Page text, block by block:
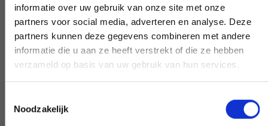
informatie over uw gebruik van onze site met onze
partners voor social media, adverteren en analyse. Deze
partners kunnen deze gegevens combineren met andere
informatie die u aan ze heeft verstrekt of die ze hebben
verzameld op basis van uw gebruik van hun services.
Noodzakelijk
żądanie.
godzinami pracy? Podejmij decyzję, a my